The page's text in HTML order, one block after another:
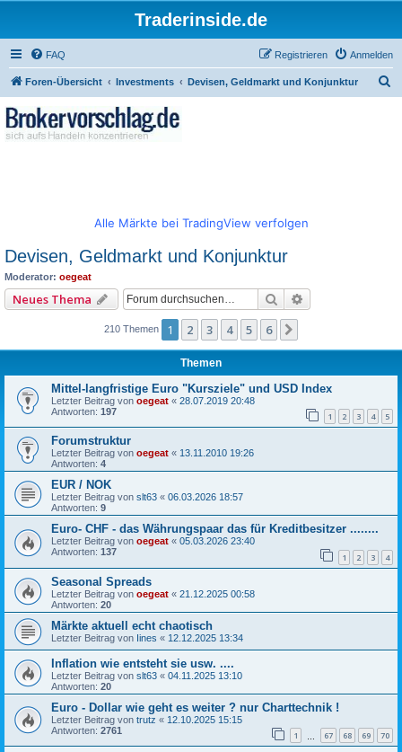
Traderinside.de
FAQ Anmelden
Registrieren
Foren-Übersicht Investments Devisen, Geldmarkt und Konjunktur
Alle Märkte bei TradingView verfolgen
Devisen, Geldmarkt und Konjunktur
Moderator: oegeat
Neues Thema Suche
210 Themen 1 2 3 4 5 6
Themen
Mittel-langfristige Euro "Kursziele" und USD Index
Letzter Beitrag von oegeat « 28.07.2019 20:48
Antworten: 197 1 2 3 4 5
Forumstruktur
Letzter Beitrag von oegeat « 13.11.2010 19:26
Antworten: 4
EUR / NOK
Letzter Beitrag von slt63 « 06.03.2026 18:57
Antworten: 9
Euro- CHF - das Währungspaar das für Kreditbesitzer ........
Letzter Beitrag von oegeat « 05.03.2026 23:40
Antworten: 137 1 2 3 4
Seasonal Spreads
Letzter Beitrag von oegeat « 21.12.2025 00:58
Antworten: 20
Märkte aktuell echt chaotisch
Letzter Beitrag von Iines « 12.12.2025 13:34
Inflation wie entsteht sie usw. ....
Letzter Beitrag von slt63 « 04.11.2025 13:10
Antworten: 20
Euro - Dollar wie geht es weiter ? nur Charttechnik !
Letzter Beitrag von trutz « 12.10.2025 15:15
Antworten: 2761 1 67 68 69 70